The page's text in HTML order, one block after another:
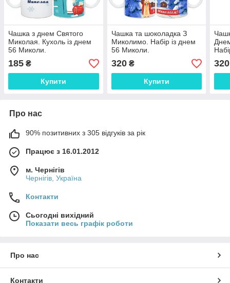
Чашка з днем Святого
Миколая. Кухоль із днем
56 Миколи.
185 ₴
Купити
Чашка та шоколадка З
Миколимо. Набір із днем
56 Миколи.
320₴
Купити
320
Про нас
90% позитивних з 305 відгуків за рік
Працює з 16.01.2012
м. Чернігів
Чернігів, Україна
Контакти
Сьогодні вихідний
Показати весь графік роботи
Про нас
Контакти